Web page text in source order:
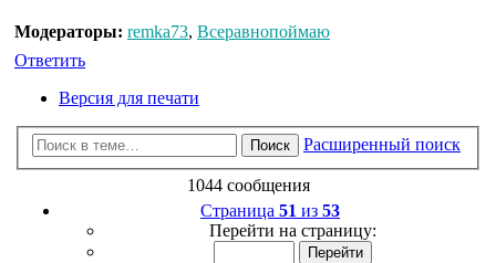
Модераторы: remka73, Всеравнопоймаю
Ответить
Версия для печати
Поиск Расширенный поиск
1044 сообщения
Страница 51 из 53
Перейти на страницу: